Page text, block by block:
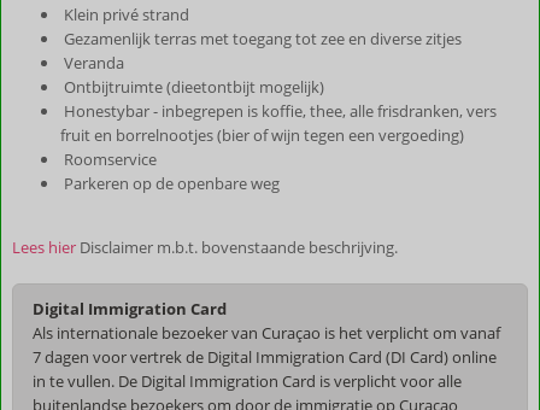
Klein privé strand
Gezamenlijk terras met toegang tot zee en diverse zitjes
Veranda
Ontbijtruimte (dieetontbijt mogelijk)
Honestybar - inbegrepen is koffie, thee, alle frisdranken, vers
fruit en borrelnootjes (bier of wijn tegen een vergoeding)
Roomservice
Parkeren op de openbare weg
Lees hier Disclaimer m.b.t. bovenstaande beschrijving.
Digital Immigration Card
Als internationale bezoeker van Curaçao is het verplicht om vanaf
7 dagen voor vertrek de Digital Immigration Card (DI Card) online
in te vullen. De Digital Immigration Card is verplicht voor alle
buitenlandse bezoekers om door de immigratie op Curaçao